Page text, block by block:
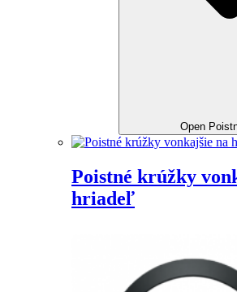
Open
Poistné krúžky
hriadeľ